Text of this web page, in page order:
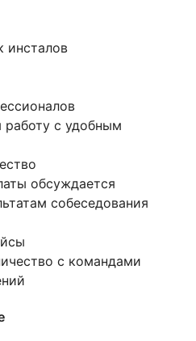
инсталов
работу с удобным
обсуждается
собеседования
с командами